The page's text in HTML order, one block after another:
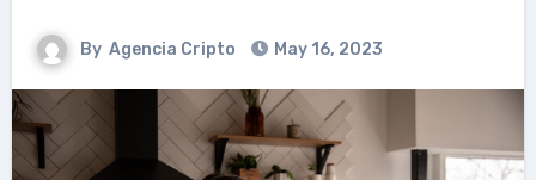
By Agencia Cripto May 16, 2023